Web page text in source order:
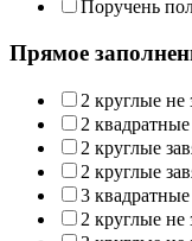
Поручень
Прямое
2 круглые не
2
2 круглые
2 круглые
3
2 круглые не